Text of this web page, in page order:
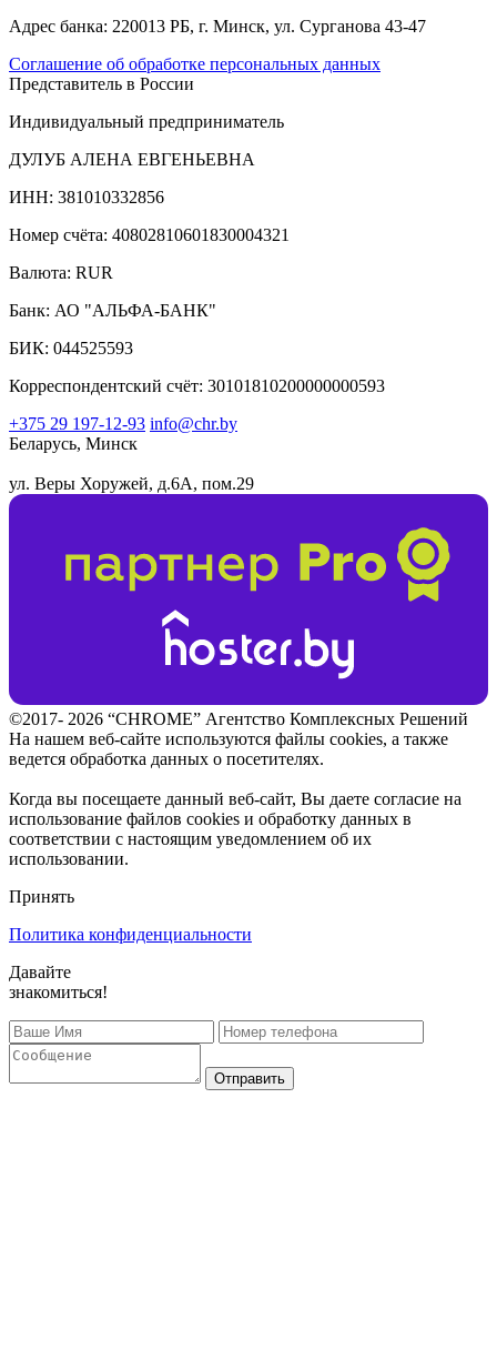
Адрес банка: 220013 РБ, г. Минск, ул. Сурганова 43-47
Соглашение об обработке персональных данных
Представитель в России
Индивидуальный предприниматель
ДУЛУБ АЛЕНА ЕВГЕНЬЕВНА
ИНН: 381010332856
Номер счёта: 40802810601830004321
Валюта: RUR
Банк: АО "АЛЬФА-БАНК"
БИК: 044525593
Корреспондентский счёт: 30101810200000000593
+375 29 197-12-93 info@chr.by
Беларусь, Минск
ул. Веры Хоружей, д.6А, пом.29
©2017- 2026 “CHROME” Агентство Комплексных Решений
На нашем веб-сайте используются файлы cookies, а также
ведется обработка данных о посетителях.
Когда вы посещаете данный веб-сайт, Вы даете согласие на
использование файлов cookies и обработку данных в
соответствии с настоящим уведомлением об их
использовании.
Принять
Политика конфиденциальности
Давайте
знакомиться!
Отправить